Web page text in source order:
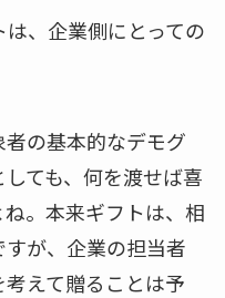
、企業側にとっての
者の基本的なデモグ
ても、何を渡せば喜
。本来ギフトは、相
が、企業の担当者
えて贈ることは予